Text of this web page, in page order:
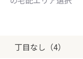
丁目なし（4）